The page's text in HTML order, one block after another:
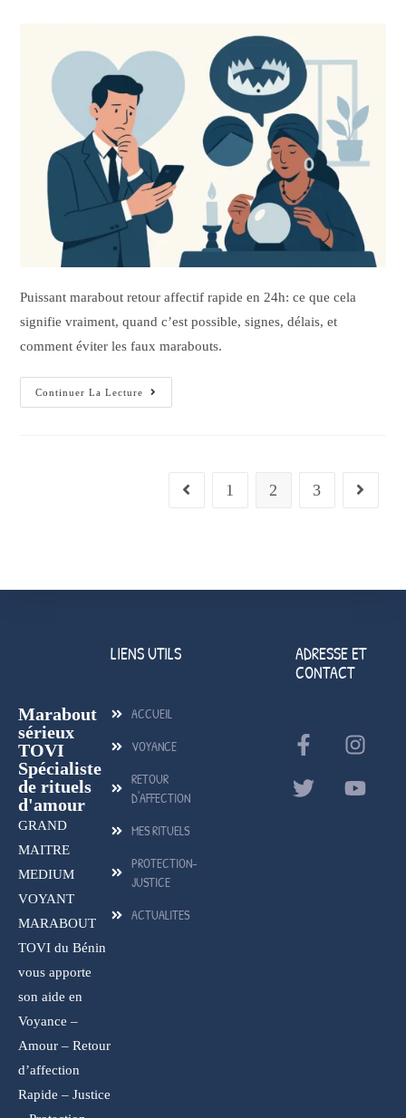
Puissant marabout retour affectif rapide en 24h: ce que cela
signifie vraiment, quand c’est possible, signes, délais, et
comment éviter les faux marabouts.
Continuer La Lecture
1 2 3
Marabout
sérieux
TOVI
Spécialiste
de rituels
d'amour
GRAND
MAITRE
MEDIUM
VOYANT
MARABOUT
TOVI du Bénin
vous apporte
son aide en
Voyance –
Amour – Retour
d’affection
Rapide – Justice
LIENS UTILS
ACCUEIL
VOYANCE
RETOUR
D'AFFECTION
MES RITUELS
PROTECTION-
JUSTICE
ACTUALITES
ADRESSE ET
CONTACT